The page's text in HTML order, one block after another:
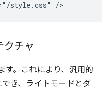
クチャ
す。これにより、汎用的
き、ライトモードとダ